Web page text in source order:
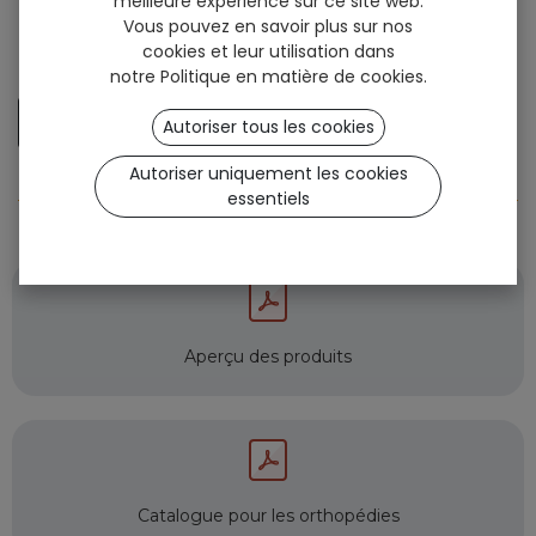
CustomFit OneFit
QuickFit+
Support et garantie
Aperçu des produits
Catalogue pour les orthopédies
Sign up
Vous pouvez en savoir plus sur nos
cookies et leur utilisation dans
notre Politique en matière de cookies.
Autoriser tous les cookies
Autoriser uniquement les cookies
essentiels